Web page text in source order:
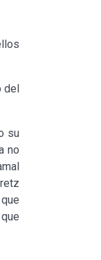
del
su
no